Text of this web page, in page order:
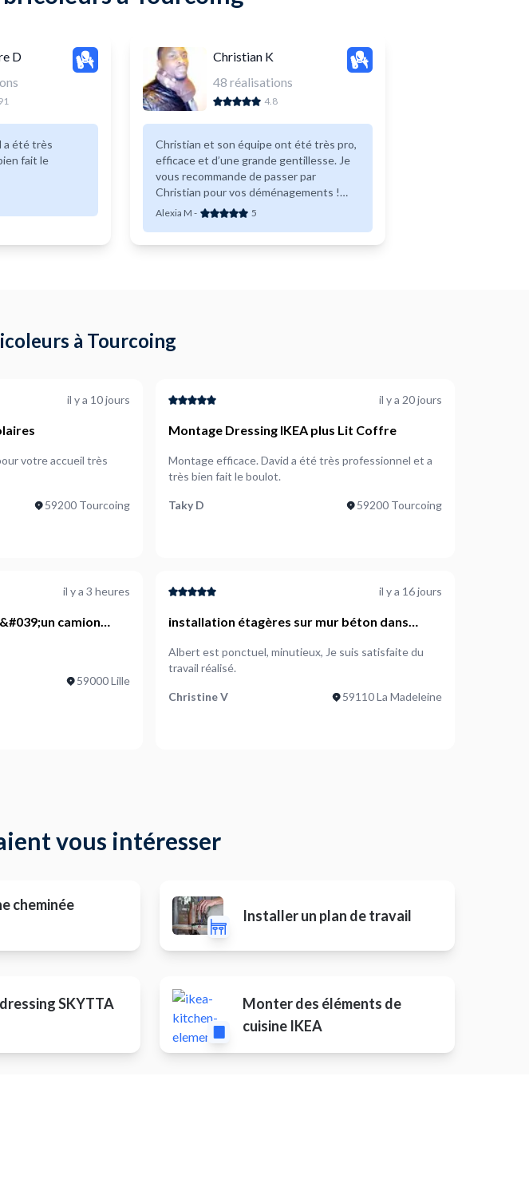
D
a été très
fait le
Christian K
48 réalisations
4.8
Christian et son équipe ont été très pro,
efficace et d’une grande gentillesse. Je
vous recommande de passer par
Christian pour vos déménagements !
Merci encore
Alexia M - 5
à Tourcoing
il y a 10 jours
votre accueil très
59200 Tourcoing
il y a 20 jours
Montage Dressing IKEA plus Lit Coffre
Montage efficace. David a été très professionnel et a
très bien fait le boulot.
Taky D 59200 Tourcoing
il y a 3 heures
camion
59000 Lille
il y a 16 jours
installation étagères sur mur béton dans
Albert est ponctuel, minutieux, Je suis satisfaite du
travail réalisé.
Christine V 59110 La Madeleine
vous intéresser
cheminée
Installer un plan de travail
SKYTTA
Monter des éléments de
cuisine IKEA